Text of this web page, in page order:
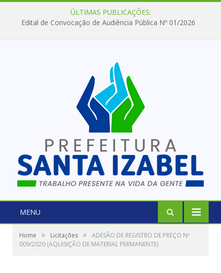
ÚLTIMAS PUBLICAÇÕES:
Edital de Convocação de Audiência Pública Nº 01/2026
MENU
Home » Licitações »
ADESÃO DE REGISTRO DE PREÇO Nº
009/2020 (AQUISIÇÃO DE MATERIAL PERMANENTE)